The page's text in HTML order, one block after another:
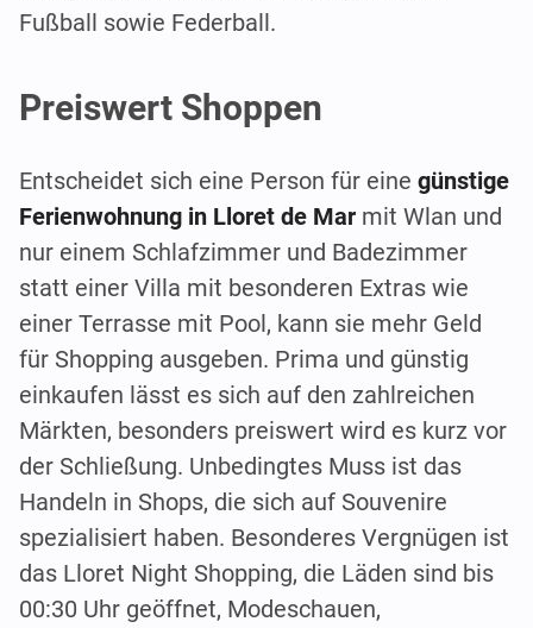
Fußball sowie Federball.
Preiswert Shoppen
Entscheidet sich eine Person für eine günstige
Ferienwohnung in Lloret de Mar mit Wlan und
nur einem Schlafzimmer und Badezimmer
statt einer Villa mit besonderen Extras wie
einer Terrasse mit Pool, kann sie mehr Geld
für Shopping ausgeben. Prima und günstig
einkaufen lässt es sich auf den zahlreichen
Märkten, besonders preiswert wird es kurz vor
der Schließung. Unbedingtes Muss ist das
Handeln in Shops, die sich auf Souvenire
spezialisiert haben. Besonderes Vergnügen ist
das Lloret Night Shopping, die Läden sind bis
00:30 Uhr geöffnet, Modeschauen,